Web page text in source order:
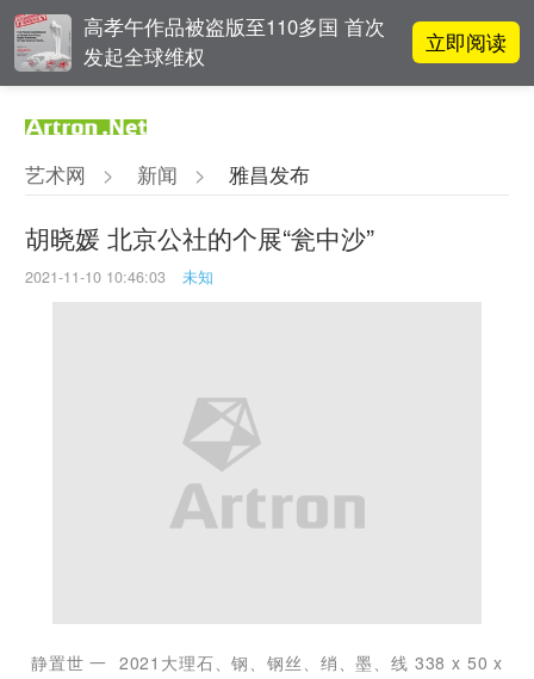
高孝午作品被盗版至110多国 首次
发起全球维权
立即阅读
值
阿拉里奥画廊上海转型：为何要成
为策展式艺术商业综合体？
“纤维”提问2022：存在何“缓”？ 立即阅读
艺术网 > 新闻 > 雅昌发布
胡晓媛 北京公社的个展“瓮中沙”
2021-11-10 10:46:03 未知
静置世 一 2021大理石、钢、钢丝、绡、墨、线 338 x 50 x